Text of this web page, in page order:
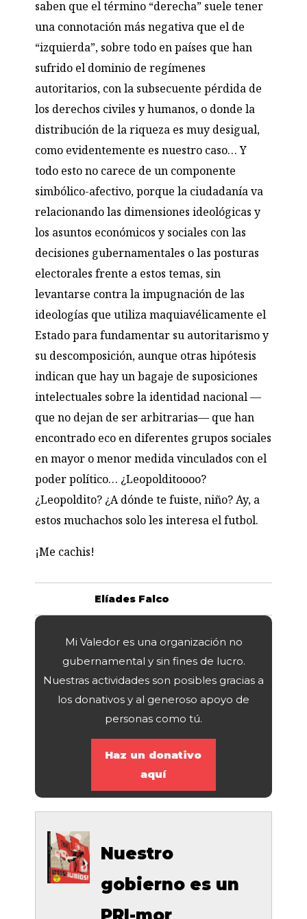
saben que el término “derecha” suele tener
una connotación más negativa que el de
“izquierda”, sobre todo en países que han
sufrido el dominio de regímenes
autoritarios, con la subsecuente pérdida de
los derechos civiles y humanos, o donde la
distribución de la riqueza es muy desigual,
como evidentemente es nuestro caso… Y
todo esto no carece de un componente
simbólico-afectivo, porque la ciudadanía va
relacionando las dimensiones ideológicas y
los asuntos económicos y sociales con las
decisiones gubernamentales o las posturas
electorales frente a estos temas, sin
levantarse contra la impugnación de las
ideologías que utiliza maquiavélicamente el
Estado para fundamentar su autoritarismo y
su descomposición, aunque otras hipótesis
indican que hay un bagaje de suposiciones
intelectuales sobre la identidad nacional —
que no dejan de ser arbitrarias— que han
encontrado eco en diferentes grupos sociales
en mayor o menor medida vinculados con el
poder político… ¿Leopolditoooo?
¿Leopoldito? ¿A dónde te fuiste, niño? Ay, a
estos muchachos solo les interesa el futbol.
¡Me cachis!
Elíades Falco
Mi Valedor es una organización no
gubernamental y sin fines de lucro.
Nuestras actividades son posibles gracias a
los donativos y al generoso apoyo de
personas como tú.
Haz un donativo
aquí
Nuestro
gobierno es un
PRI-mor